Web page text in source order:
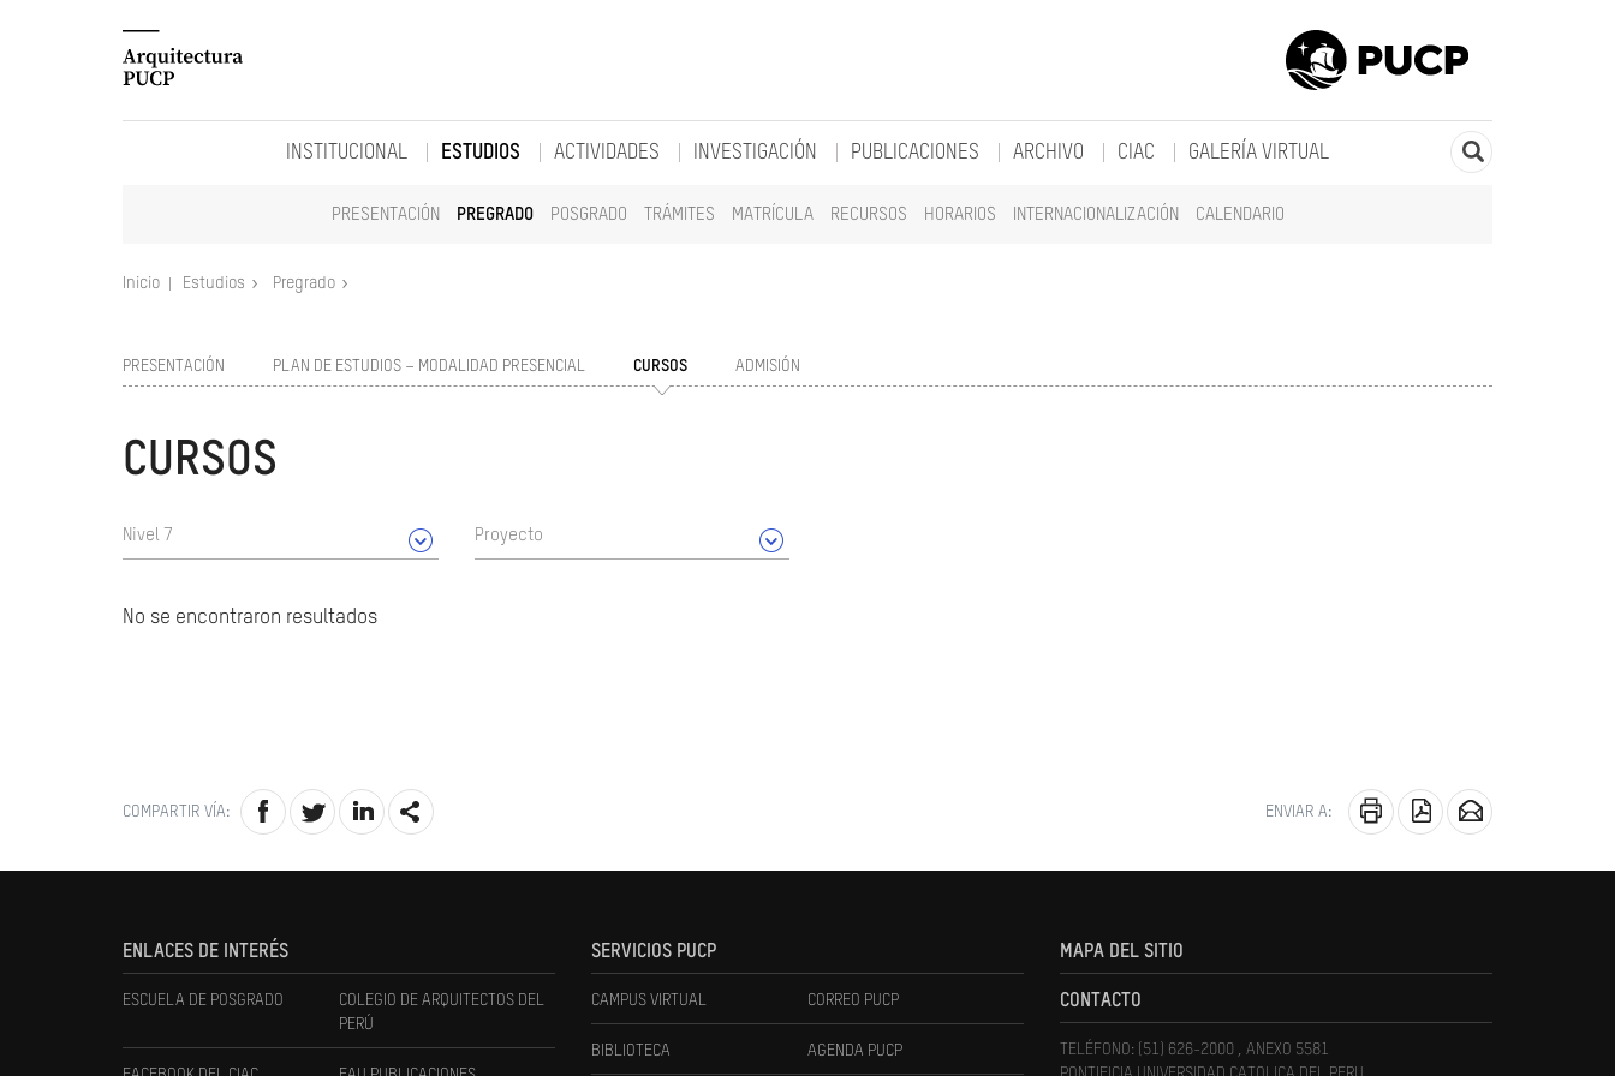
INSTITUCIONAL ESTUDIOS
PRESENTACIÓN PREGRADO POSGRADO TRÁMITES MATRÍCULA RECURSOS HORARIOS INTERNACIONALIZACIÓN CALENDARIO
ACTIVIDADES INVESTIGACIÓN PUBLICACIONES ARCHIVO CIAC GALERÍA VIRTUAL
Inicio Estudios Pregrado
PRESENTACIÓN PLAN DE ESTUDIOS – MODALIDAD PRESENCIAL CURSOS ADMISIÓN
CURSOS
Nivel 7 Proyecto
No se encontraron resultados
COMPARTIR VÍA: ENVIAR A:
ENLACES DE INTERÉS
ESCUELA DE POSGRADO
COLEGIO DE ARQUITECTOS DEL
PERÚ
SERVICIOS PUCP
CAMPUS VIRTUAL CORREO PUCP
BIBLIOTECA AGENDA PUCP
MAPA DEL SITIO
CONTACTO
TELÉFONO: (51) 626-2000 , ANEXO 5581